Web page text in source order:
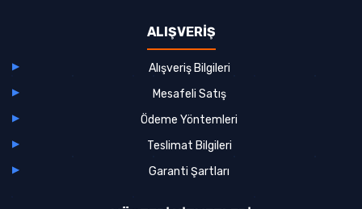
ALIŞVERİŞ
Alışveriş Bilgileri
Mesafeli Satış
Ödeme Yöntemleri
Teslimat Bilgileri
Garanti Şartları